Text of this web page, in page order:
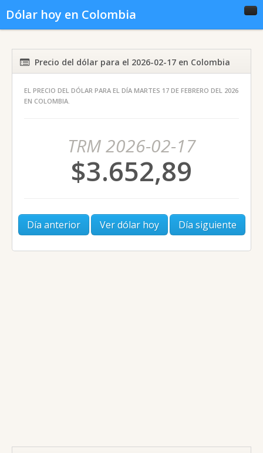
Dólar hoy en Colombia
Noticias del dólar Dólar histórico
Precio del dólar para el 2026-02-17 en Colombia
EL PRECIO DEL DÓLAR PARA EL DÍA MARTES 17 DE FEBRERO DEL 2026
EN COLOMBIA.
TRM 2026-02-17
$3.652,89
Día anterior Ver dólar hoy Día siguiente